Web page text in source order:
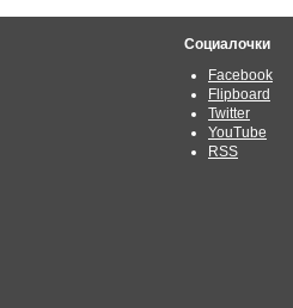
Социалочки
Facebook
Flipboard
Twitter
YouTube
RSS